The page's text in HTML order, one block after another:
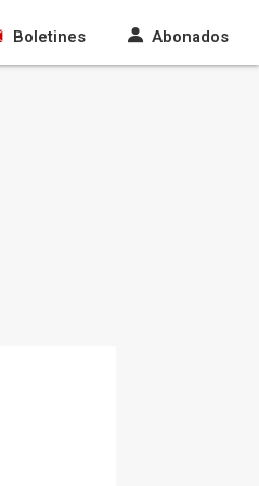
Boletines Abonados